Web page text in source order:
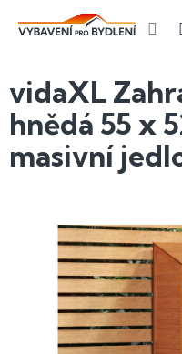
vidaXL
hnědá 55 x
masivní